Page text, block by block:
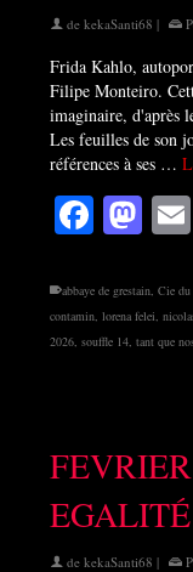
de kekaSanti68 |
Frida Kahlo,
Filipe Monteiro.
imaginaire, d'après
Les feuilles de son
références à ses …
abbaye de grestain, Cie
contamin, lorena felei,
2026, souffle 14, tant que
EGALITÉ
de kekaSanti68 |